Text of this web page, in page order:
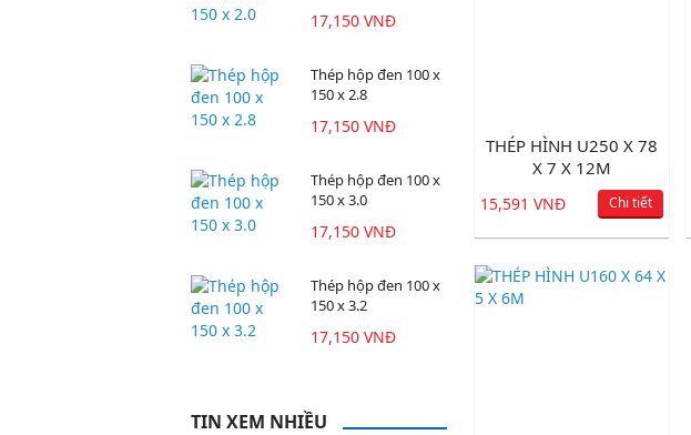
17,150 VNĐ
Thép hộp đen 100 x
150 x 2.8
17,150 VNĐ
Thép hộp đen 100 x
150 x 3.0
17,150 VNĐ
Thép hộp đen 100 x
150 x 3.2
17,150 VNĐ
TIN XEM NHIỀU
THÉP HÌNH U250 X 78
X 7 X 12M
15,591 VNĐ Chi tiết